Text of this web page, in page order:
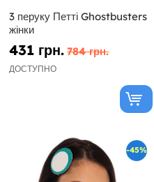
3 перуку Петті Ghostbusters
жінки
431 грн. 784 грн.
ДОСТУПНО
-45%